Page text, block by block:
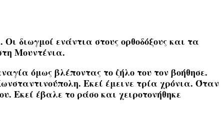
. Οι διωγμοί ενάντια στους ορθοδόξους και τα
Μουντένια.
όμως βλέποντας το ζήλο του τον βοήθησε.
Εκεί έμεινε τρία χρόνια. Όταν
Εκεί έβαλε το ράσο και χειροτονήθηκε